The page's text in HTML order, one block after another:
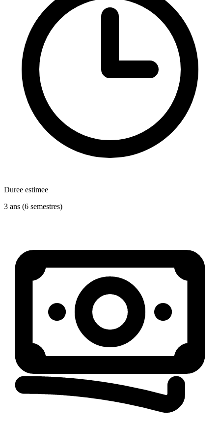
Duree estimee
3 ans (6 semestres)